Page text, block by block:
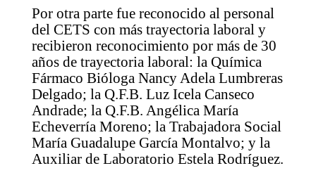
Por otra parte fue reconocido al personal
del CETS con más trayectoria laboral y
recibieron reconocimiento por más de 30
años de trayectoria laboral: la Química
Fármaco Bióloga Nancy Adela Lumbreras
Delgado; la Q.F.B. Luz Icela Canseco
Andrade; la Q.F.B. Angélica María
Echeverría Moreno; la Trabajadora Social
María Guadalupe García Montalvo; y la
Auxiliar de Laboratorio Estela Rodríguez.